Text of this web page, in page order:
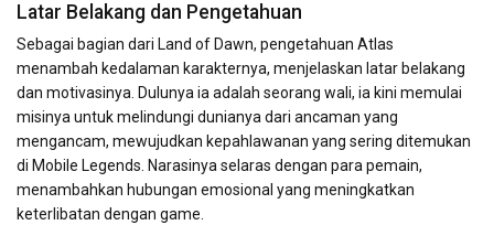
Latar Belakang dan Pengetahuan
Sebagai bagian dari Land of Dawn, pengetahuan Atlas
menambah kedalaman karakternya, menjelaskan latar belakang
dan motivasinya. Dulunya ia adalah seorang wali, ia kini memulai
misinya untuk melindungi dunianya dari ancaman yang
mengancam, mewujudkan kepahlawanan yang sering ditemukan
di Mobile Legends. Narasinya selaras dengan para pemain,
menambahkan hubungan emosional yang meningkatkan
keterlibatan dengan game.